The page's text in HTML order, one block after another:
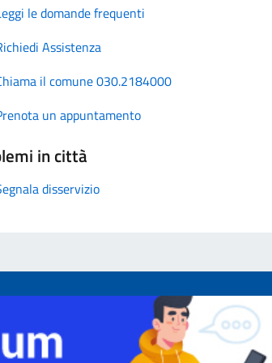
le domande frequenti
Assistenza
il comune 030.2184000
un appuntamento
in città
disservizio